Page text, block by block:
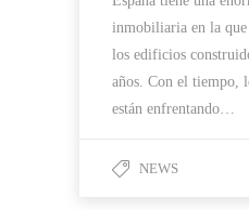
inmobiliaria en la
los edificios
años. Con el tiempo,
están enfrentando…
NEWS